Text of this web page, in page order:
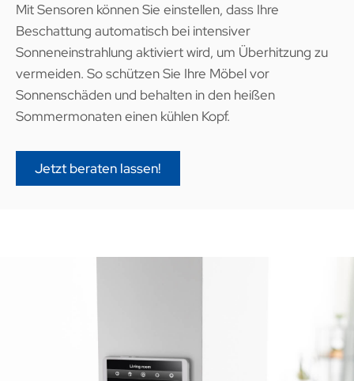
Mit Sensoren können Sie einstellen, dass Ihre
Beschattung automatisch bei intensiver
Sonneneinstrahlung aktiviert wird, um Überhitzung zu
vermeiden. So schützen Sie Ihre Möbel vor
Sonnenschäden und behalten in den heißen
Sommermonaten einen kühlen Kopf.
Jetzt beraten lassen!